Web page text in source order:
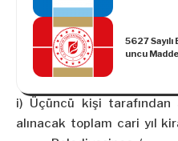
5627
uncu
i) Üçüncü kişi tarafından
alınacak toplam cari yıl